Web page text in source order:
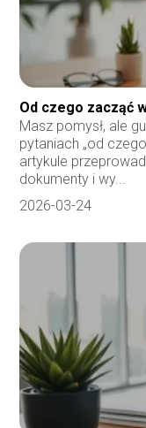
Od czego zacząć
Masz pomysł, ale
pytaniach „od
artykule
dokumenty i wy...
2026-03-24